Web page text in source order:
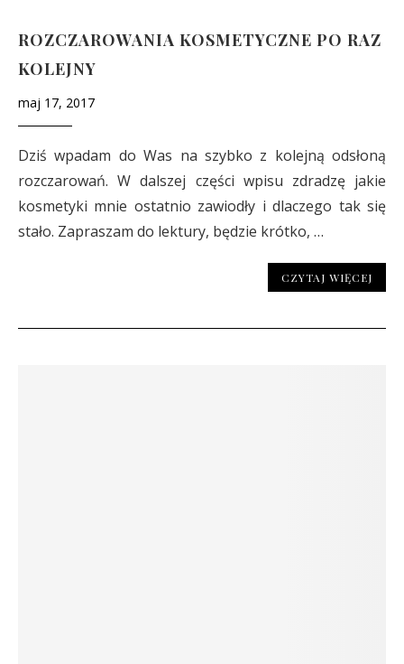
ROZCZAROWANIA KOSMETYCZNE PO RAZ
KOLEJNY
maj 17, 2017
Dziś wpadam do Was na szybko z kolejną odsłoną
rozczarowań. W dalszej części wpisu zdradzę jakie
kosmetyki mnie ostatnio zawiodły i dlaczego tak się
stało. Zapraszam do lektury, będzie krótko, …
CZYTAJ WIĘCEJ